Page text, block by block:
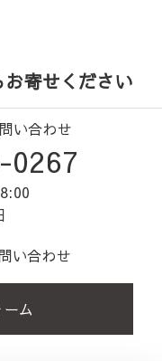
寄せください
い合わせ
0267
い合わせ
ム